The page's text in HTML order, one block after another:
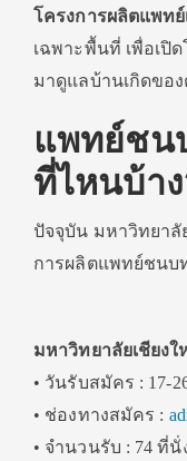
โครงการผลิตแพท
เฉพาะพื้นที่ เพื่อเปิ
มาดูแลบ้านเกิดของ
แพทย์ชน
ที่ไหนบ้า
ปัจจุบัน มหาวิทยา
การผลิตแพทย์ชนบ
มหาวิทยาลัยเชียงใ
• วันรับสมัคร : 17-
• ช่องทางสมัคร :
• จำนวนรับ : 74 ที่นั่